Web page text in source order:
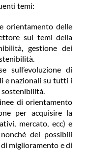
temi:
orientamento delle
sui temi della
gestione dei
sull’evoluzione di
e nazionali su tutti i
sostenibilità.
di orientamento
per acquisire la
mercato, ecc) e
dei possibili
miglioramento e di